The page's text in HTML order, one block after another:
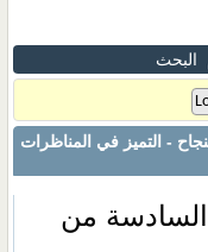
البحث
- التميز في المناظرات
كتاب مميز و رائع للسنة 6 السادسة من